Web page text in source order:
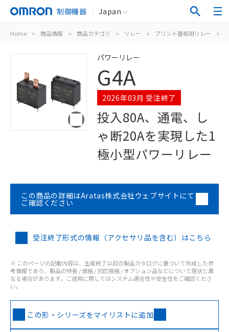
制御機器 Japan
Home > 商品情報 > 商品カテゴリ > リレー > プリント基板用リレー >
パワーリレー
G4A
2026年03月 受注終了
投入80A、通電、し
ゃ断20Aを実現した1
極小型パワーリレー
この商品の詳細はAratas株式会社ウェブサイトにて
ご確認ください
受注終了形式の情報（アクセサリ品を含む）はこちら
※ このページの記載内容は、生産終了以前の製品カタログに基づいて作成した参
考情報であり、製品の特長 / 価格 / 対応規格 / オプション品などについて現状と異
なる場合があります。ご使用に際してはシステム適合性や安全性をご確認くださ
い。
この形・シリーズをマイリストに追加
ご利用条件
以下の条件をお読みいただき、同意のうえ
ご利用ください。